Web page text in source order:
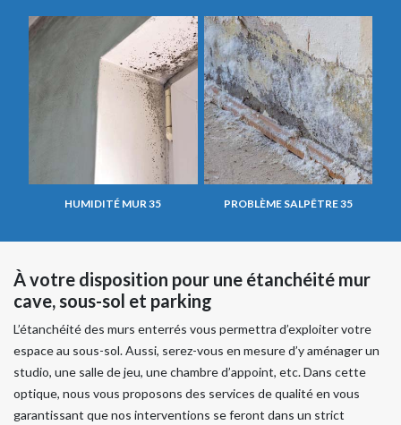
HUMIDITÉ MUR 35 PROBLÈME SALPÊTRE 35
À votre disposition pour une étanchéité mur
cave, sous-sol et parking
L’étanchéité des murs enterrés vous permettra d’exploiter votre
espace au sous-sol. Aussi, serez-vous en mesure d’y aménager un
studio, une salle de jeu, une chambre d’appoint, etc. Dans cette
optique, nous vous proposons des services de qualité en vous
garantissant que nos interventions se feront dans un strict